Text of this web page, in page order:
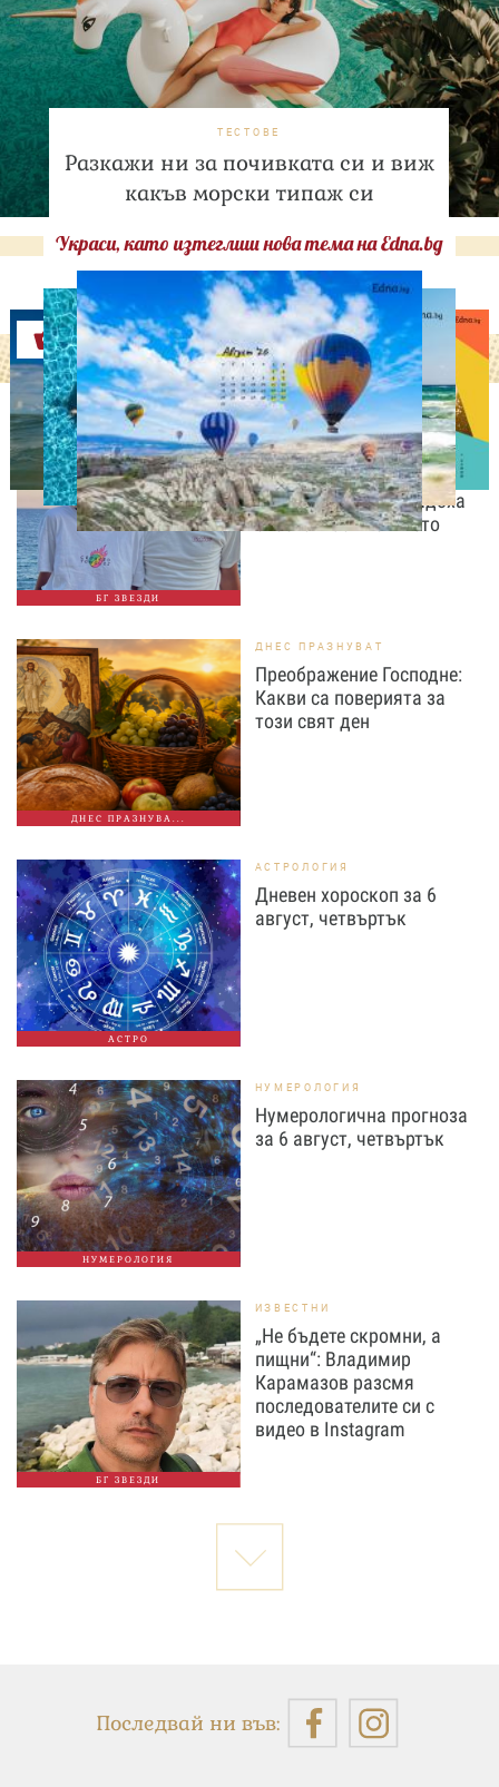
ТЕСТОВЕ
Разкажи ни за почивката си и виж
какъв морски типаж си
Украси, като изтеглиш нова тема на Edna.bg
Оферти
БГ ЗВЕЗДИ
СВОБОДНО ВРЕМЕ
„Тук сме най-щастливи“:
Радина Кърджилова и
Пламен Димов издадоха
своето любимо място
ДНЕС ПРАЗНУВА...
ДНЕС ПРАЗНУВАТ
Преображение Господне:
Какви са поверията за
този свят ден
АСТРО
АСТРОЛОГИЯ
Дневен хороскоп за 6
август, четвъртък
НУМЕРОЛОГИЯ
НУМЕРОЛОГИЯ
Нумерологична прогноза
за 6 август, четвъртък
БГ ЗВЕЗДИ
ИЗВЕСТНИ
„Не бъдете скромни, а
пищни“: Владимир
Карамазов разсмя
последователите си с
видео в Instagram
Последвай ни във: